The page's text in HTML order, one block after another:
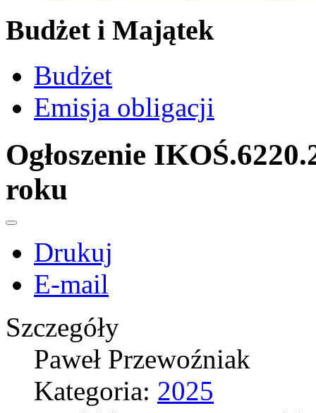
Budżet i Majątek
Budżet
Emisja obligacji
Ogłoszenie
roku
Drukuj
E-mail
Szczegóły
Paweł Przewoźniak
Kategoria: 2025